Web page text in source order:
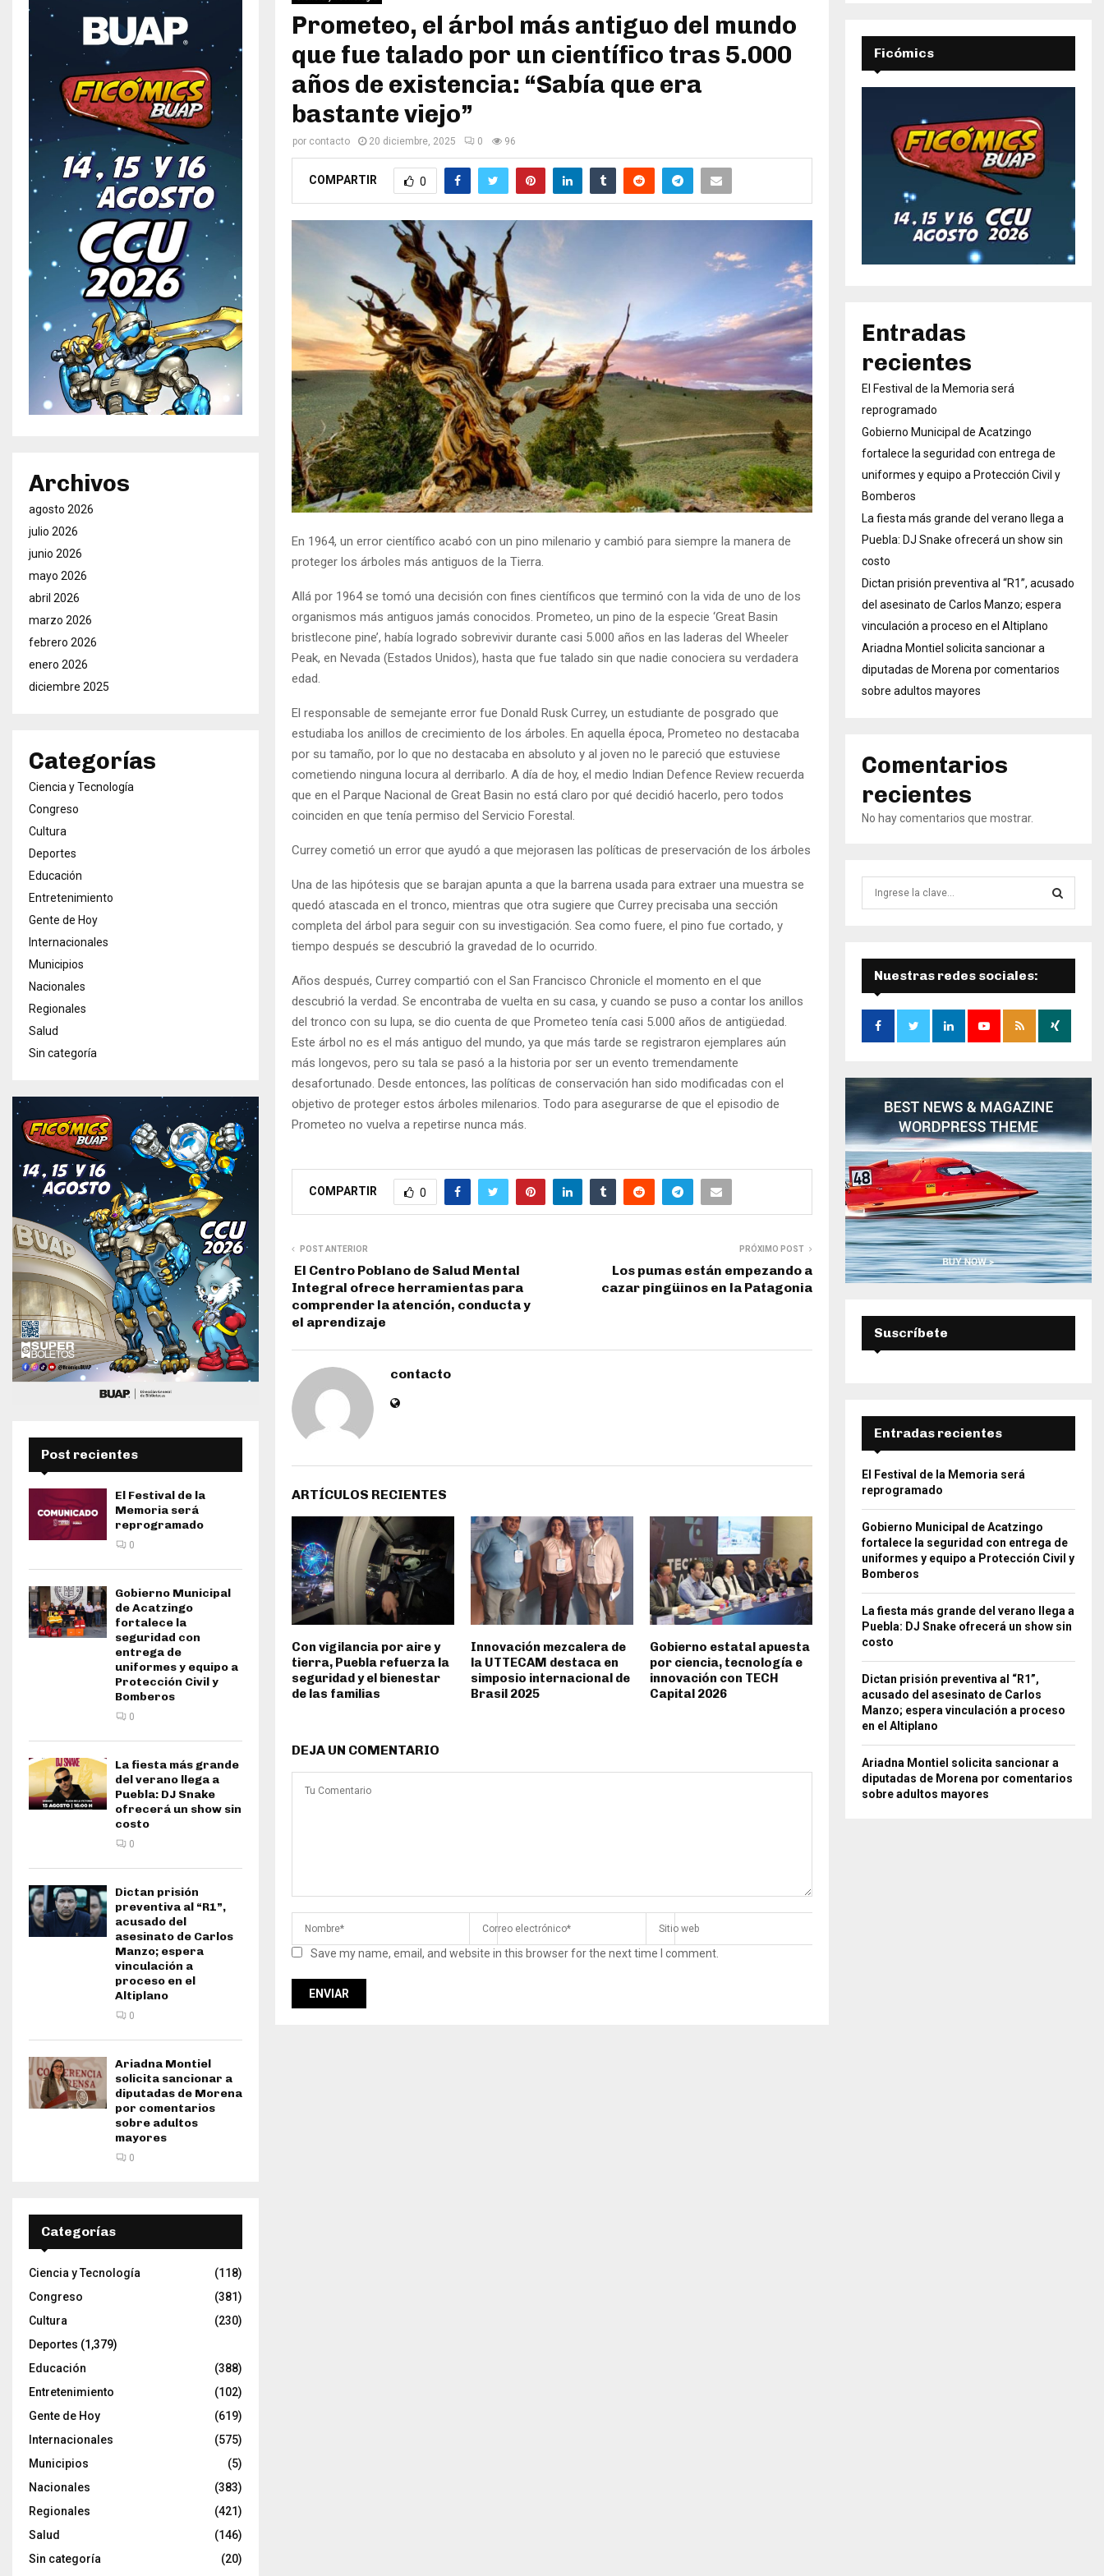
Prometeo, el árbol más antiguo del mundo
que fue talado por un científico tras 5.000
años de existencia: “Sabía que era
bastante viejo”
por contacto 20 diciembre, 2025 0 96
COMPARTIR 0
En 1964, un error científico acabó con un pino milenario y cambió para siempre la manera de
proteger los árboles más antiguos de la Tierra.
Allá por 1964 se tomó una decisión con fines científicos que terminó con la vida de uno de los
organismos más antiguos jamás conocidos. Prometeo, un pino de la especie ‘Great Basin
bristlecone pine’, había logrado sobrevivir durante casi 5.000 años en las laderas del Wheeler
Peak, en Nevada (Estados Unidos), hasta que fue talado sin que nadie conociera su verdadera
edad.
El responsable de semejante error fue Donald Rusk Currey, un estudiante de posgrado que
estudiaba los anillos de crecimiento de los árboles. En aquella época, Prometeo no destacaba
por su tamaño, por lo que no destacaba en absoluto y al joven no le pareció que estuviese
cometiendo ninguna locura al derribarlo. A día de hoy, el medio Indian Defence Review recuerda
que en el Parque Nacional de Great Basin no está claro por qué decidió hacerlo, pero todos
coinciden en que tenía permiso del Servicio Forestal.
Currey cometió un error que ayudó a que mejorasen las políticas de preservación de los árboles
Una de las hipótesis que se barajan apunta a que la barrena usada para extraer una muestra se
quedó atascada en el tronco, mientras que otra sugiere que Currey precisaba una sección
completa del árbol para seguir con su investigación. Sea como fuere, el pino fue cortado, y
tiempo después se descubrió la gravedad de lo ocurrido.
Años después, Currey compartió con el San Francisco Chronicle el momento en el que
descubrió la verdad. Se encontraba de vuelta en su casa, y cuando se puso a contar los anillos
del tronco con su lupa, se dio cuenta de que Prometeo tenía casi 5.000 años de antigüedad.
Este árbol no es el más antiguo del mundo, ya que más tarde se registraron ejemplares aún
más longevos, pero su tala se pasó a la historia por ser un evento tremendamente
desafortunado. Desde entonces, las políticas de conservación han sido modificadas con el
objetivo de proteger estos árboles milenarios. Todo para asegurarse de que el episodio de
Prometeo no vuelva a repetirse nunca más.
COMPARTIR 0
POST ANTERIOR
El Centro Poblano de Salud Mental
Integral ofrece herramientas para
comprender la atención, conducta y
el aprendizaje
PRÓXIMO POST
Los pumas están empezando a
cazar pingüinos en la Patagonia
contacto
ARTÍCULOS RECIENTES
Con vigilancia por aire y
tierra, Puebla refuerza la
seguridad y el bienestar
de las familias
Innovación mezcalera de
la UTTECAM destaca en
simposio internacional de
Brasil 2025
Gobierno estatal apuesta
por ciencia, tecnología e
innovación con TECH
Capital 2026
DEJA UN COMENTARIO
Save my name, email, and website in this browser for the next time I comment.
Archivos
agosto 2026
julio 2026
junio 2026
mayo 2026
abril 2026
marzo 2026
febrero 2026
enero 2026
diciembre 2025
Categorías
Ciencia y Tecnología
Congreso
Cultura
Deportes
Educación
Entretenimiento
Gente de Hoy
Internacionales
Municipios
Nacionales
Regionales
Salud
Sin categoría
Post recientes
El Festival de la
Memoria será
reprogramado
0
Gobierno Municipal
de Acatzingo
fortalece la
seguridad con
entrega de
uniformes y equipo a
Protección Civil y
Bomberos
0
La fiesta más grande
del verano llega a
Puebla: DJ Snake
ofrecerá un show sin
costo
0
Dictan prisión
preventiva al “R1”,
acusado del
asesinato de Carlos
Manzo; espera
vinculación a
proceso en el
Altiplano
0
Ariadna Montiel
solicita sancionar a
diputadas de Morena
por comentarios
sobre adultos
mayores
0
Categorías
Ciencia y Tecnología
(118)
Congreso
(381)
Cultura
(230)
Deportes (1,379)
Educación
(388)
Entretenimiento
(102)
Gente de Hoy
(619)
Internacionales
(575)
Municipios
(5)
Nacionales
(383)
Regionales
(421)
Salud
(146)
Sin categoría
(20)
Ficómics
Entradas
recientes
El Festival de la Memoria será
reprogramado
Gobierno Municipal de Acatzingo
fortalece la seguridad con entrega de
uniformes y equipo a Protección Civil y
Bomberos
La fiesta más grande del verano llega a
Puebla: DJ Snake ofrecerá un show sin
costo
Dictan prisión preventiva al “R1”, acusado
del asesinato de Carlos Manzo; espera
vinculación a proceso en el Altiplano
Ariadna Montiel solicita sancionar a
diputadas de Morena por comentarios
sobre adultos mayores
Comentarios
recientes
No hay comentarios que mostrar.
e
Ú
S
Q
A
Nuestras redes sociales:
Suscríbete
Entradas recientes
El Festival de la Memoria será
reprogramado
Gobierno Municipal de Acatzingo
fortalece la seguridad con entrega de
uniformes y equipo a Protección Civil y
Bomberos
La fiesta más grande del verano llega a
Puebla: DJ Snake ofrecerá un show sin
costo
Dictan prisión preventiva al “R1”,
acusado del asesinato de Carlos
Manzo; espera vinculación a proceso
en el Altiplano
Ariadna Montiel solicita sancionar a
diputadas de Morena por comentarios
sobre adultos mayores